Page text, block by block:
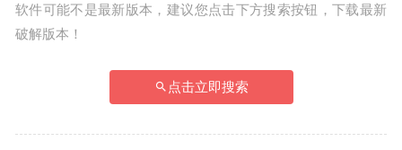
软件可能不是最新版本，建议您点击下方搜索按钮，下载最新
破解版本！
点击立即搜索